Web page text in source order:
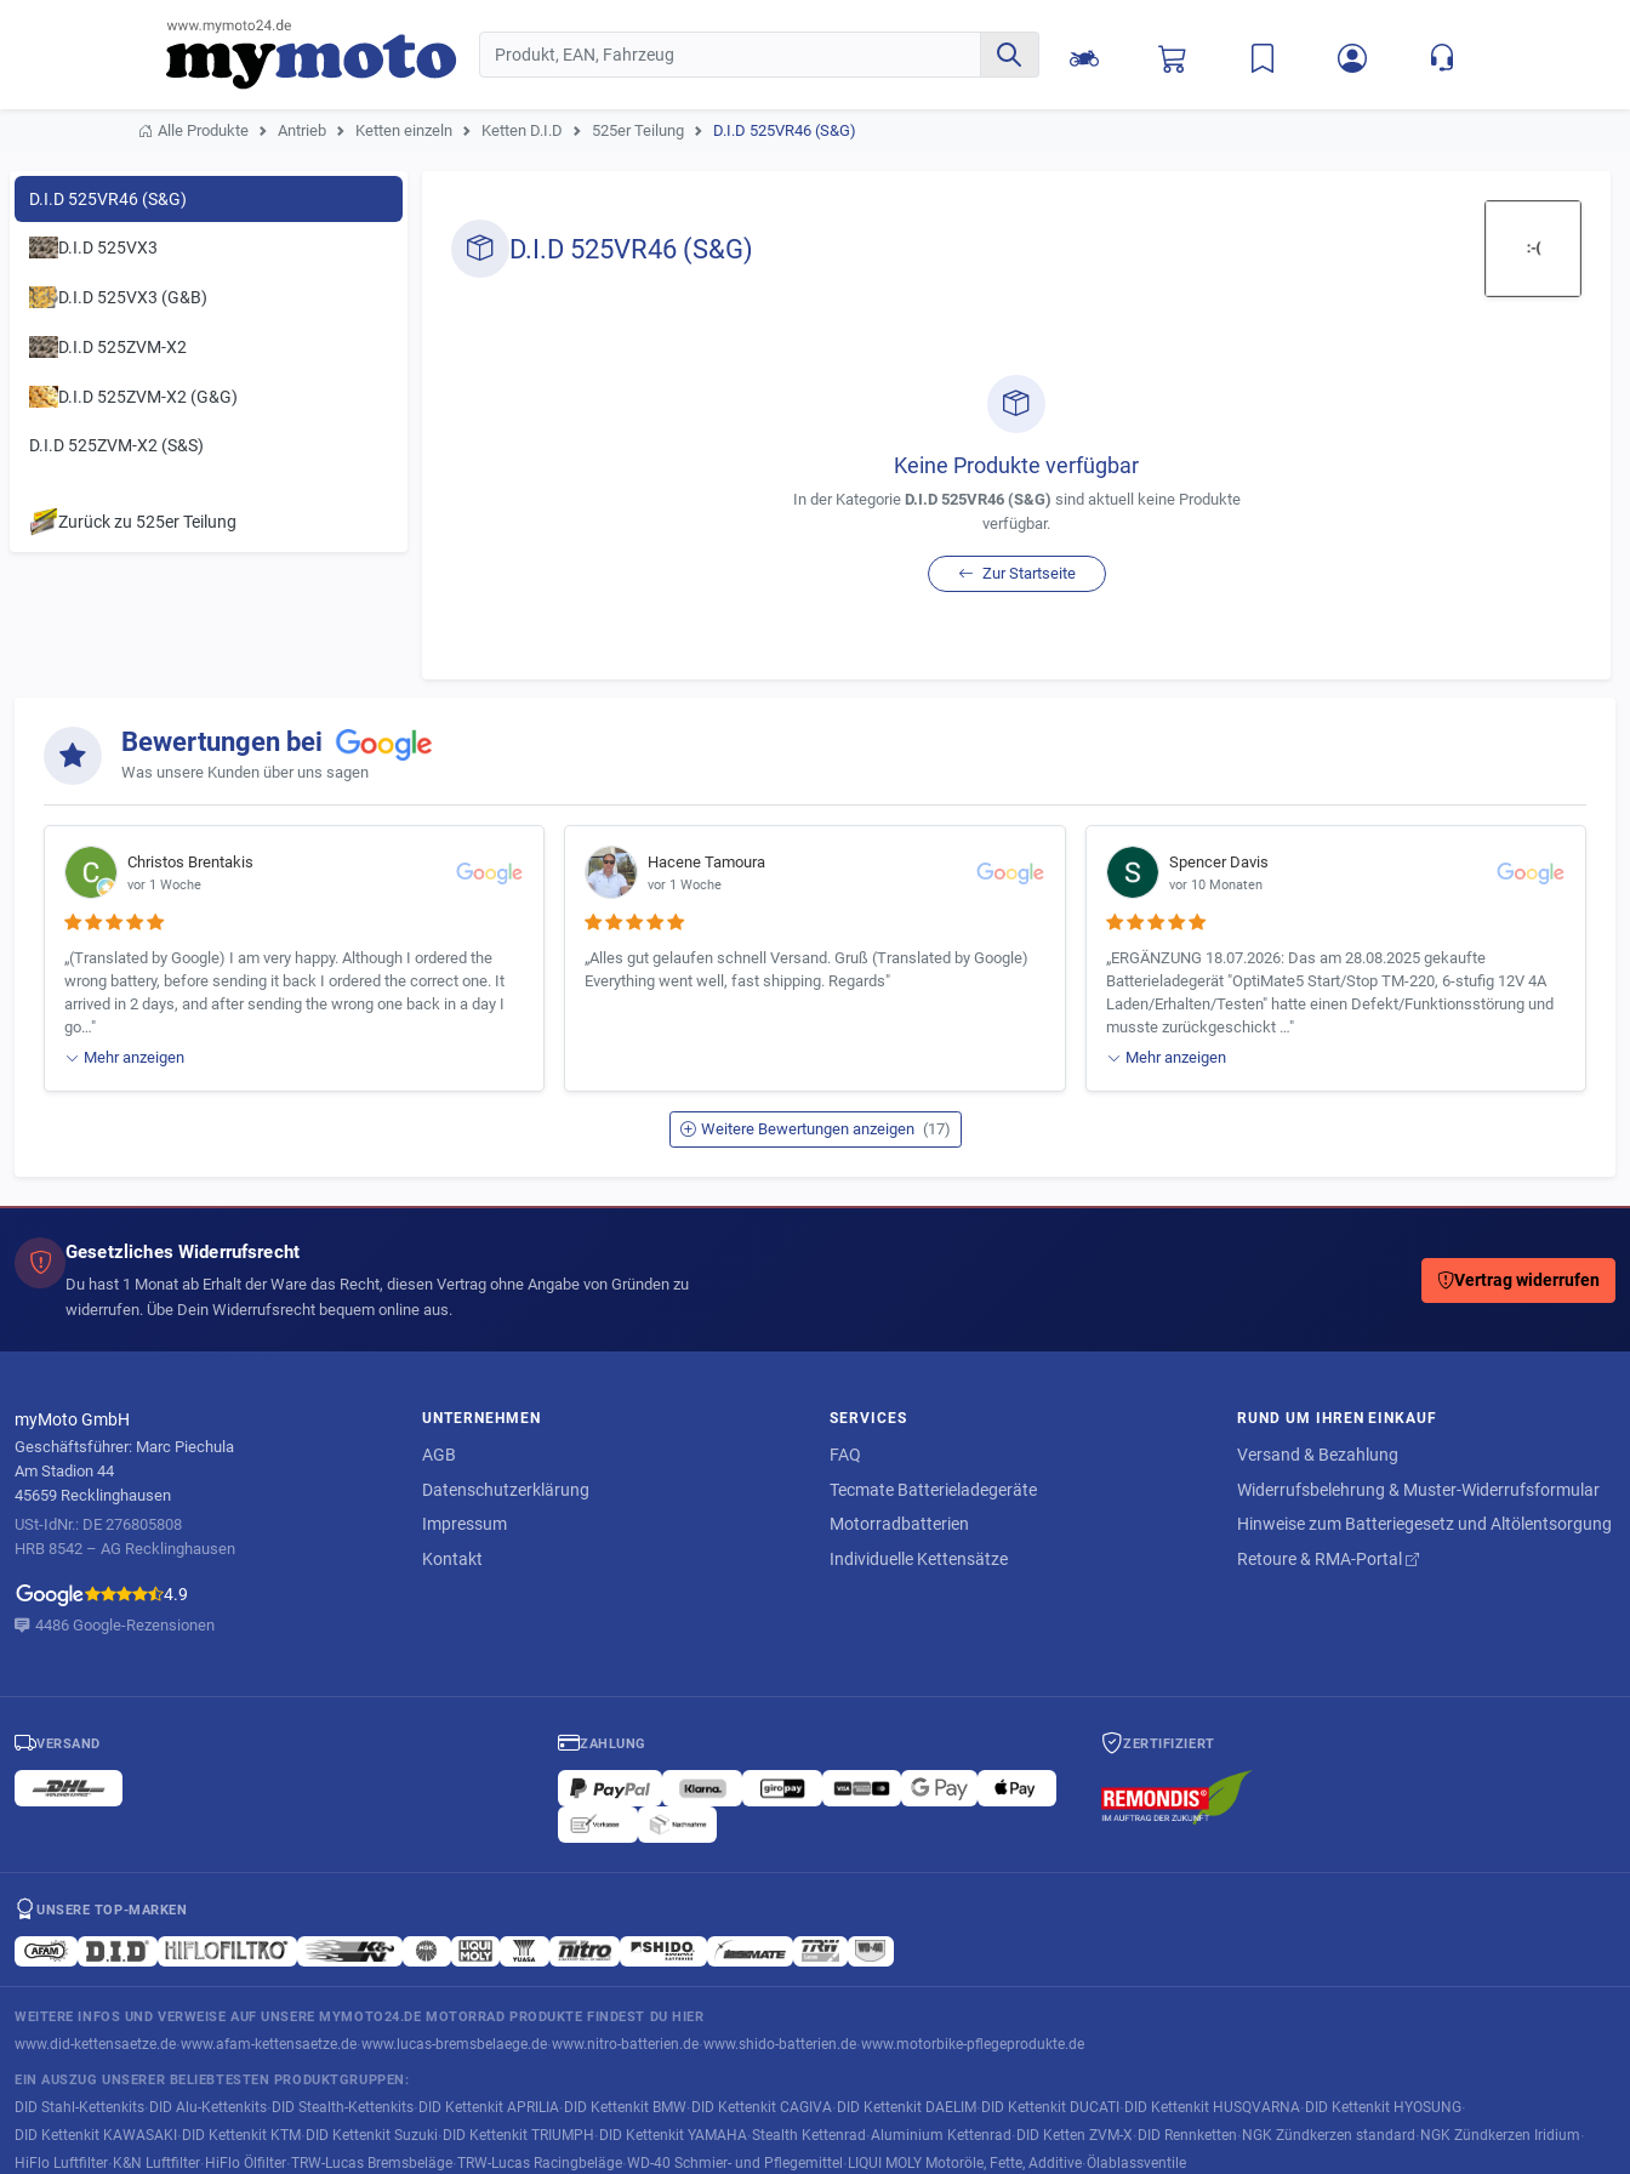
Alle Produkte Antrieb Ketten einzeln Ketten D.I.D 525er Teilung D.I.D 525VR46 (S&G)
D.I.D 525VR46 (S&G)
D.I.D 525VX3
D.I.D 525VX3 (G&B)
D.I.D 525ZVM-X2
D.I.D 525ZVM-X2 (G&G)
D.I.D 525ZVM-X2 (S&S)
Zurück zu 525er Teilung
D.I.D 525VR46 (S&G)
Keine Produkte verfügbar
In der Kategorie D.I.D 525VR46 (S&G) sind aktuell keine Produkte
verfügbar.
Zur Startseite
Bewertungen bei
Was unsere Kunden über uns sagen
Christos Brentakis
vor 1 Woche
„(Translated by Google) I am very happy. Although I ordered the
wrong battery, before sending it back I ordered the correct one. It
arrived in 2 days, and after sending the wrong one back in a day I
go…"
Mehr anzeigen
Hacene Tamoura
vor 1 Woche
„Alles gut gelaufen schnell Versand. Gruß (Translated by Google)
Everything went well, fast shipping. Regards"
Spencer Davis
vor 10 Monaten
„ERGÄNZUNG 18.07.2026: Das am 28.08.2025 gekaufte
Batterieladegerät "OptiMate5 Start/Stop TM-220, 6-stufig 12V 4A
Laden/Erhalten/Testen" hatte einen Defekt/Funktionsstörung und
musste zurückgeschickt …"
Mehr anzeigen
Weitere Bewertungen anzeigen (17)
Gesetzliches Widerrufsrecht
Du hast 1 Monat ab Erhalt der Ware das Recht, diesen Vertrag ohne Angabe von Gründen zu
widerrufen. Übe Dein Widerrufsrecht bequem online aus.
Vertrag widerrufen
myMoto GmbH
Geschäftsführer: Marc Piechula
Am Stadion 44
45659 Recklinghausen
USt-IdNr.: DE 276805808
HRB 8542 – AG Recklinghausen
4.9
4486 Google-Rezensionen
UNTERNEHMEN
AGB
Datenschutzerklärung
Impressum
Kontakt
SERVICES
FAQ
Tecmate Batterieladegeräte
Motorradbatterien
Individuelle Kettensätze
RUND UM IHREN EINKAUF
Versand & Bezahlung
Widerrufsbelehrung & Muster-Widerrufsformular
Hinweise zum Batteriegesetz und Altölentsorgung
Retoure & RMA-Portal
VERSAND ZAHLUNG ZERTIFIZIERT
UNSERE TOP-MARKEN
WEITERE INFOS UND VERWEISE AUF UNSERE MYMOTO24.DE MOTORRAD PRODUKTE FINDEST DU HIER
www.did-kettensaetze.de·www.afam-kettensaetze.de·www.lucas-bremsbelaege.de·www.nitro-batterien.de·www.shido-batterien.de·www.motorbike-pflegeprodukte.de
EIN AUSZUG UNSERER BELIEBTESTEN PRODUKTGRUPPEN:
DID Stahl-Kettenkits· DID Alu-Kettenkits· DID Stealth-Kettenkits· DID Kettenkit APRILIA· DID Kettenkit BMW· DID Kettenkit CAGIVA· DID Kettenkit DAELIM· DID Kettenkit DUCATI· DID Kettenkit HUSQVARNA· DID Kettenkit HYOSUNG·
DID Kettenkit KAWASAKI· DID Kettenkit KTM· DID Kettenkit Suzuki· DID Kettenkit TRIUMPH· DID Kettenkit YAMAHA·Stealth Kettenrad·Aluminium Kettenrad· DID Ketten ZVM-X· DID Rennketten· NGK Zündkerzen standard· NGK Zündkerzen Iridium·
HiFlo Luftfilter· K&N Luftfilter· HiFlo Ölfilter·TRW-Lucas Bremsbeläge·TRW-Lucas Racingbeläge·WD-40 Schmier- und Pflegemittel· LIQUI MOLY Motoröle, Fette, Additive·Ölablassventile